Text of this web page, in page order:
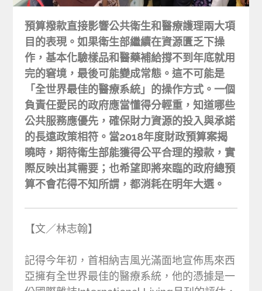
預算撥款直接影響公共衛生和醫療護理兩大項
目的表現。如果衛生部繼續在資源匱乏下操
作，基本化驗樣品和醫藥補給撐不到年底就用
完的窘境，最後可能變成常態。這不可能是
「全世界最佳的醫療系統」的操作方式。一個
負責任愛民的政府應當懂得分輕重，知道哪些
公共服務應優先，確保財力資源的投入與承諾
的長遠政策相符。當2018年度財政預算案揭
曉時，期待衛生部能獲得公平合理的撥款，實
際反映出其需要；也希望即將來臨的政府總預
算不會花得不知所謂，都消耗在明年大選。
【文／林志翰】
記得今年初，首相納吉風光滿面地宣佈馬來西
亞擁有全世界最佳的醫療系統，他的憑據是一